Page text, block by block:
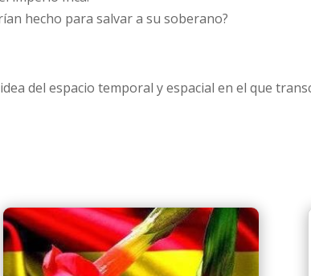
hecho para salvar a su soberano?
del espacio temporal y espacial en el que